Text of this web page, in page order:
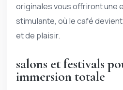
originales vous offriront une
stimulante, où le café
et de plaisir.
salons et festivals
immersion totale